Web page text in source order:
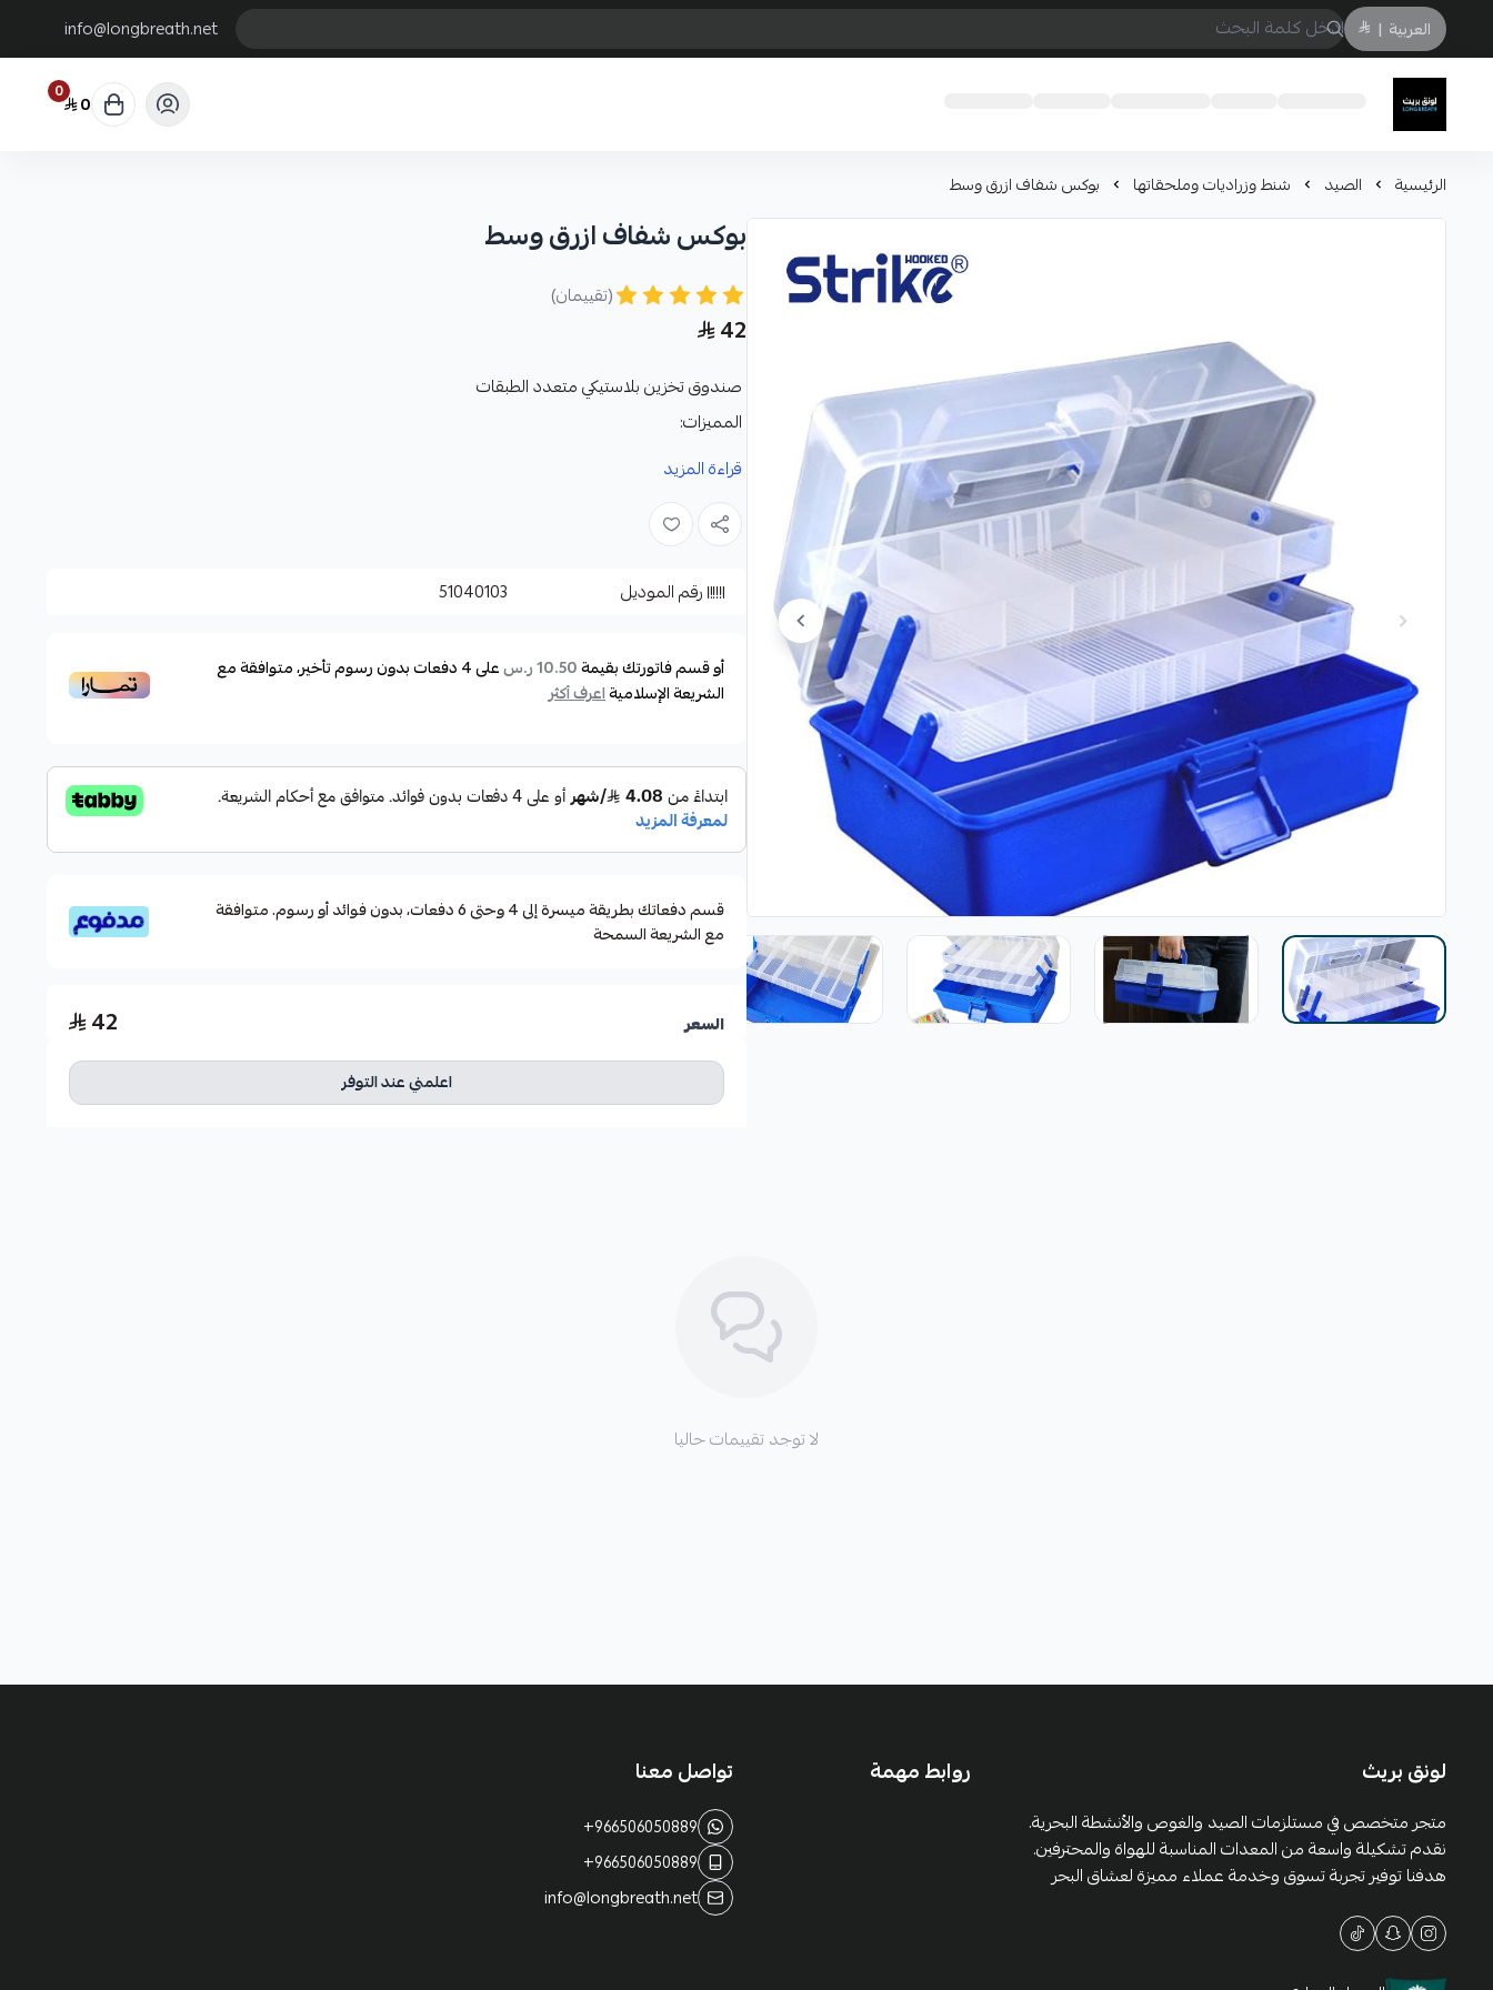
العربية |
info@longbreath.net
لونق بريث
0 0
الرئيسية الصيد شنط وزراديات وملحقاتها بوكس شفاف ازرق وسط
بوكس شفاف ازرق وسط
(تقييمان)
42
صندوق تخزين بلاستيكي متعدد الطبقات
المميزات:
مصمم لتنظيم وحفظ معدات الصيد.
المتعلقة بالصيد.
العناصر الأخرى.
المقاس 29سم ×17سم ×13سم
قراءة المزيد
رقم الموديل 51040103
أو قسم فاتورتك بقيمة10.50 ر.س على4دفعات بدون رسوم تأخير، متوافقة مع
الشريعة الإسلاميةاعرف أكثر
قسم دفعاتك بطريقة ميسرة إلى 4 وحتى 6 دفعات، بدون فوائد أو رسوم. متوافقة
مع الشريعة السمحة
السعر 42
اعلمني عند التوفر
لا توجد تقييمات حاليا
لونق بريث
متجر متخصص في مستلزمات الصيد والغوص والأنشطة البحرية.
نقدم تشكيلة واسعة من المعدات المناسبة للهواة والمحترفين.
هدفنا توفير تجربة تسوق وخدمة عملاء مميزة لعشاق البحر
روابط مهمة تواصل معنا
+966506050889
+966506050889
info@longbreath.net